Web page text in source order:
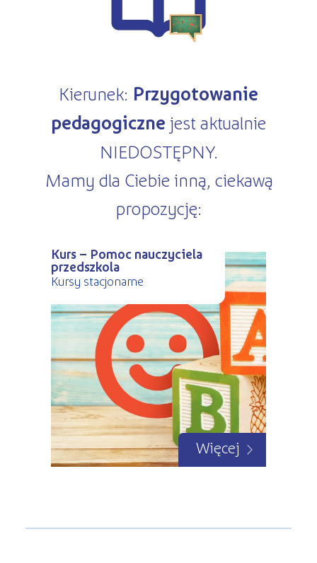
Kursy stacjonarne
STREFA SŁUCHACZA
Kierunek: Przygotowanie
pedagogiczne jest aktualnie
NIEDOSTĘPNY.
Mamy dla Ciebie inną, ciekawą
propozycję:
Kurs – Pomoc nauczyciela
przedszkola
Kursy stacjonarne
Więcej